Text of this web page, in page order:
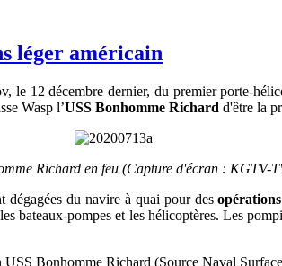
léger américain
12 décembre dernier, du premier porte-
Wasp l’USS Bonhomme Richard d'être la
Richard en feu (Capture d'écran : KGTV-
dégagées du navire à quai pour des
bateaux-pompes et les hélicoptères. Les